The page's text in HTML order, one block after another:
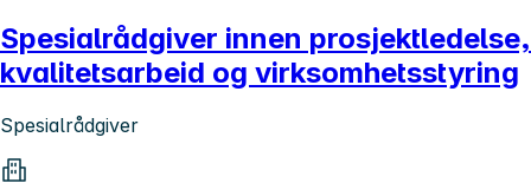
Spesialrådgiver innen prosjektledelse,
kvalitetsarbeid og virksomhetsstyring
Spesialrådgiver